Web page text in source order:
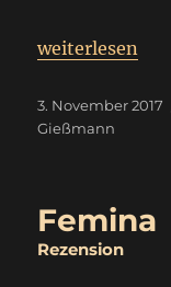
„Jan Gießmann
weiterlesen
Veröffentlicht
am
3. November 2017
Gießmann
Femina
Rezension